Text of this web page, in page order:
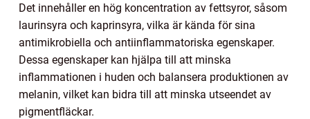
Det innehåller en hög koncentration av fettsyror, såsom
laurinsyra och kaprinsyra, vilka är kända för sina
antimikrobiella och antiinflammatoriska egenskaper.
Dessa egenskaper kan hjälpa till att minska
inflammationen i huden och balansera produktionen av
melanin, vilket kan bidra till att minska utseendet av
pigmentfläckar.